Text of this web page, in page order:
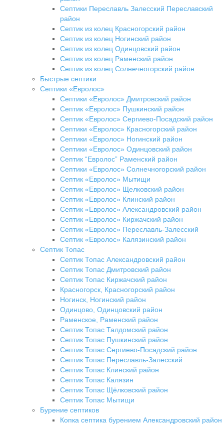
Септики Переславль Залесский Переславский
район
Септик из колец Красногорский район
Септик из колец Ногинский район
Септик из колец Одинцовский район
Септик из колец Раменский район
Септик из колец Солнечногорский район
Быстрые септики
Септики «Евролос»
Септики «Евролос» Дмитровский район
Септик «Евролос» Пушкинский район
Септик «Евролос» Сергиево-Посадский район
Септики «Евролос» Красногорский район
Септики «Евролос» Ногинский район
Септики «Евролос» Одинцовский район
Септик “Евролос” Раменский район
Септики «Евролос» Солнечногорский район
Септик «Евролос» Мытищи
Септик «Евролос» Щелковский район
Септик «Евролос» Клинский район
Септик «Евролос» Александровский район
Септик «Евролос» Киржачский район
Септик «Евролос» Переславль-Залесский
Септик «Евролос» Калязинский район
Септик Топас
Септик Топас Александровский район
Септик Топас Дмитровский район
Септик Топас Киржачский район
Красногорск, Красногорский район
Ногинск, Ногинский район
Одинцово, Одинцовский район
Раменское, Раменский район
Септик Топас Талдомский район
Септик Топас Пушкинский район
Септик Топас Сергиево-Посадский район
Септик Топас Переславль-Залесский
Септик Топас Клинский район
Септик Топас Калязин
Септик Топас Щёлковский район
Септик Топас Мытищи
Бурение септиков
Копка септика бурением Александровский район